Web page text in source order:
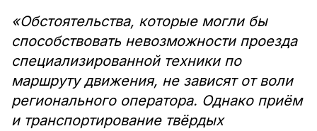
«Обстоятельства, которые могли бы
способствовать невозможности проезда
специализированной техники по
маршруту движения, не зависят от воли
регионального оператора. Однако приём
и транспортирование твёрдых